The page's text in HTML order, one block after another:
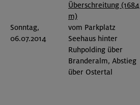
Sonntag,
06.07.2014
Überschreitung (1684
m)
vom Parkplatz
Seehaus hinter
Ruhpolding über
Branderalm, Abstieg
über Ostertal